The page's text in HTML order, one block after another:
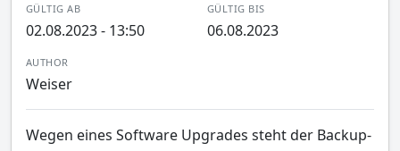
GÜLTIG AB
02.08.2023 - 13:50
GÜLTIG BIS
06.08.2023
AUTHOR
Weiser
Wegen eines Software Upgrades steht der Backup-